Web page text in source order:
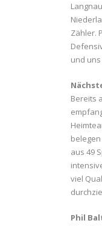
Zähler.
und
Bereits
belegen
aus 49
viel
Phil